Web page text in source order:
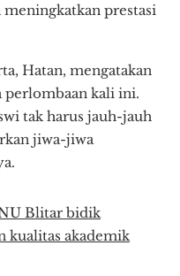
prestasi
Hatan, mengatakan
perlombaan kali ini.
tak harus jauh-jauh
jiwa-jiwa
Blitar bidik
kualitas akademik